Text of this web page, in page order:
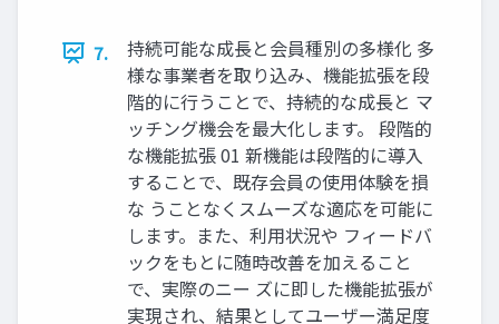
7.
持続可能な成長と会員種別の多様化 多
様な事業者を取り込み、機能拡張を段
階的に行うことで、持続的な成長と マ
ッチング機会を最大化します。 段階的
な機能拡張 01 新機能は段階的に導入
することで、既存会員の使用体験を損
な うことなくスムーズな適応を可能に
します。また、利用状況や フィードバ
ックをもとに随時改善を加えること
で、実際のニー ズに即した機能拡張が
実現され、結果としてユーザー満足度